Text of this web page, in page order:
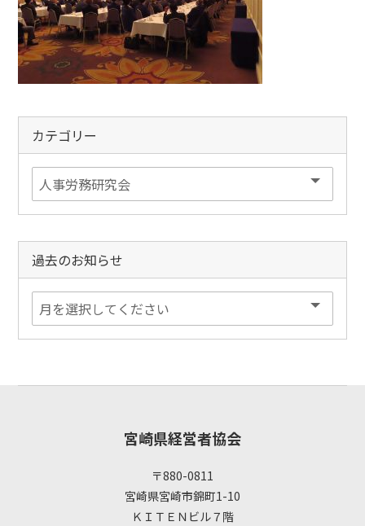
カテゴリー
過去のお知らせ
宮崎県経営者協会
〒880-0811
宮崎県宮崎市錦町1-10
ＫＩＴＥＮビル７階